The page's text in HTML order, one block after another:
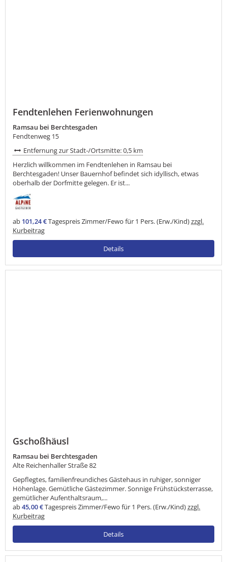
Fendtenlehen Ferienwohnungen
Ramsau bei Berchtesgaden
Fendtenweg 15
Entfernung zur Stadt-/Ortsmitte: 0,5 km
Herzlich willkommen im Fendtenlehen in Ramsau bei
Berchtesgaden! Unser Bauernhof befindet sich idyllisch, etwas
oberhalb der Dorfmitte gelegen. Er ist...
ab 101,24 €Tagespreis Zimmer/Fewo für 1 Pers. (Erw./Kind)zzgl.
Kurbeitrag
Details
Gschoßhäusl
Ramsau bei Berchtesgaden
Alte Reichenhaller Straße 82
Gepflegtes, familienfreundiches Gästehaus in ruhiger, sonniger
Höhenlage. Gemütliche Gästezimmer. Sonnige Frühstücksterrasse,
gemütlicher Aufenthaltsraum,...
ab45,00 €Tagespreis Zimmer/Fewo für 1 Pers. (Erw./Kind)zzgl.
Kurbeitrag
Details